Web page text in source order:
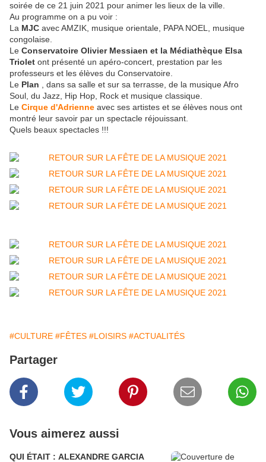
soirée de ce 21 juin 2021 pour animer les lieux de la ville.
Au programme on a pu voir :
La MJC avec AMZIK, musique orientale, PAPA NOEL, musique
congolaise.
Le Conservatoire Olivier Messiaen et la Médiathèque Elsa
Triolet ont présenté un apéro-concert, prestation par les
professeurs et les élèves du Conservatoire.
Le Plan , dans sa salle et sur sa terrasse, de la musique Afro
Soul, du Jazz, Hip Hop, Rock et musique classique.
Le Cirque d'Adrienne avec ses artistes et se élèves nous ont
montré leur savoir par un spectacle réjouissant.
Quels beaux spectacles !!!
#CULTURE #FÊTES #LOISIRS #ACTUALITÉS
Partager
Vous aimerez aussi
QUI ÉTAIT : ALEXANDRE GARCIA